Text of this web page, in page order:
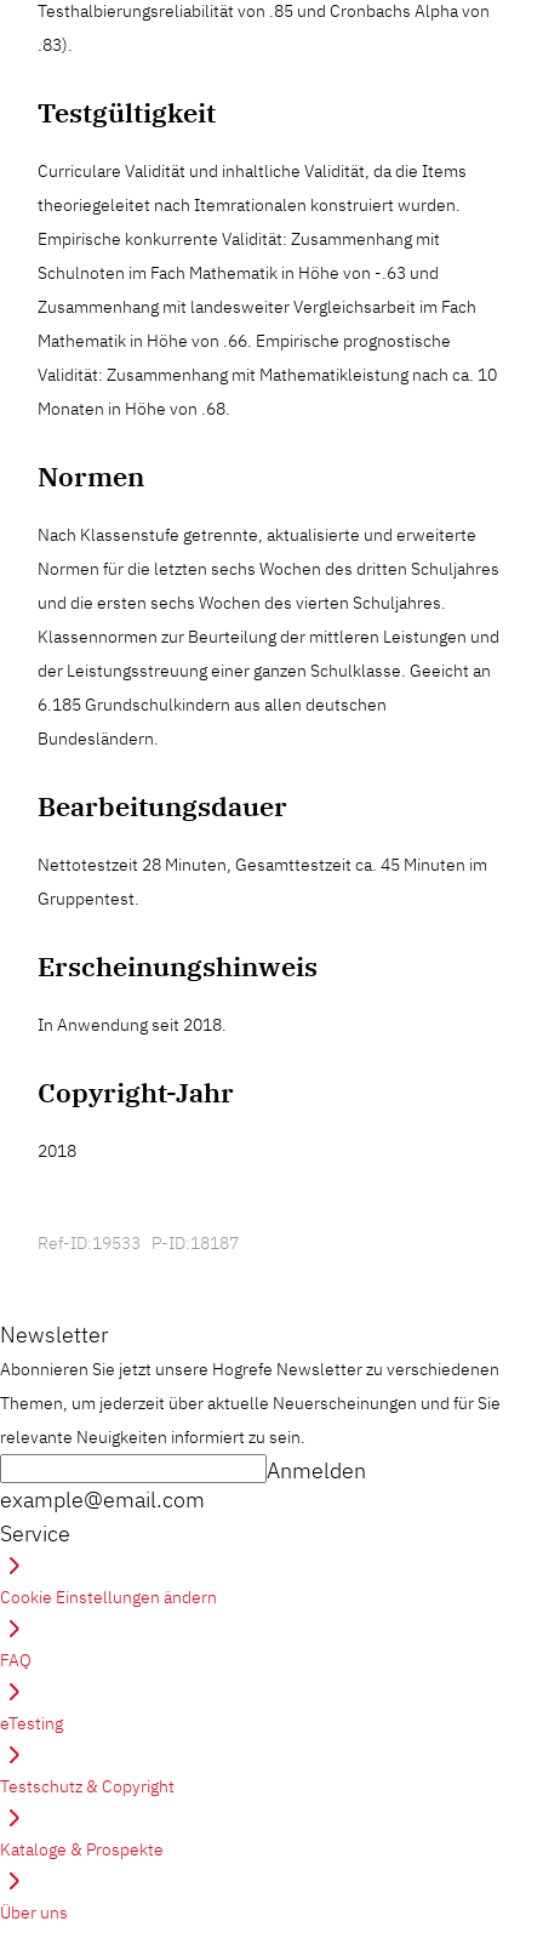
Testhalbierungsreliabilität von .85 und Cronbachs Alpha von
.83).
Testgültigkeit
Curriculare Validität und inhaltliche Validität, da die Items
theoriegeleitet nach Itemrationalen konstruiert wurden.
Empirische konkurrente Validität: Zusammenhang mit
Schulnoten im Fach Mathematik in Höhe von -.63 und
Zusammenhang mit landesweiter Vergleichsarbeit im Fach
Mathematik in Höhe von .66. Empirische prognostische
Validität: Zusammenhang mit Mathematikleistung nach ca. 10
Monaten in Höhe von .68.
Normen
Nach Klassenstufe getrennte, aktualisierte und erweiterte
Normen für die letzten sechs Wochen des dritten Schuljahres
und die ersten sechs Wochen des vierten Schuljahres.
Klassennormen zur Beurteilung der mittleren Leistungen und
der Leistungsstreuung einer ganzen Schulklasse. Geeicht an
6.185 Grundschulkindern aus allen deutschen
Bundesländern.
Bearbeitungsdauer
Nettotestzeit 28 Minuten, Gesamttestzeit ca. 45 Minuten im
Gruppentest.
Erscheinungshinweis
In Anwendung seit 2018.
Copyright-Jahr
2018
Ref-ID:19533 P-ID:18187
Newsletter
Abonnieren Sie jetzt unsere Hogrefe Newsletter zu verschiedenen
Themen, um jederzeit über aktuelle Neuerscheinungen und für Sie
relevante Neuigkeiten informiert zu sein.
example@email.com
Anmelden
Service
Cookie Einstellungen ändern
FAQ
eTesting
Testschutz & Copyright
Kataloge & Prospekte
Über uns